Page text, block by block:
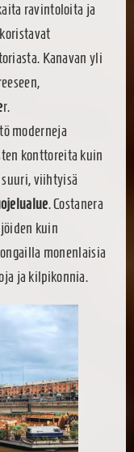
ravintoloita ja
Kanavan yli
r.
moderneja
konttoreita kuin
viihtyisä
. Costanera
kuin
monenlaisia
ja kilpikonnia.